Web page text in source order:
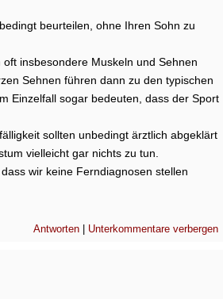
beurteilen, ohne Ihren Sohn zu
insbesondere Muskeln und Sehnen
Sehnen führen dann zu den typischen
Einzelfall sogar bedeuten, dass der Sport
sollten unbedingt ärztlich abgeklärt
vielleicht gar nichts zu tun.
wir keine Ferndiagnosen stellen
Antworten Unterkommentare verbergen